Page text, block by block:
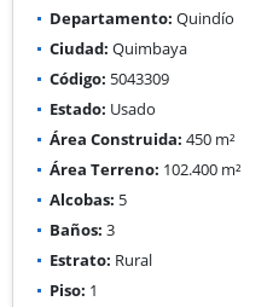
Departamento: Quindío
Ciudad: Quimbaya
Código: 5043309
Estado: Usado
Área Construida: 450 m²
Área Terreno: 102.400 m²
Alcobas: 5
Baños: 3
Estrato: Rural
Piso: 1